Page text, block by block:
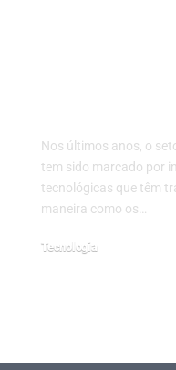
Nos últimos anos, o
tem sido marcado por
tecnológicas que têm
maneira como os…
Tecnologia